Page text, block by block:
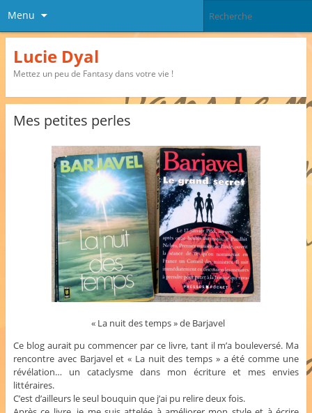
Menu
Lucie Dyal
Mettez un peu de Fantasy dans votre vie !
Mes petites perles
« La nuit des temps » de Barjavel
Ce blog aurait pu commencer par ce livre, tant il m’a bouleversé. Ma
rencontre avec Barjavel et « La nuit des temps » a été comme une
révélation… un cataclysme dans mon écriture et mes envies
littéraires.
C’est d’ailleurs le seul bouquin que j’ai pu relire deux fois.